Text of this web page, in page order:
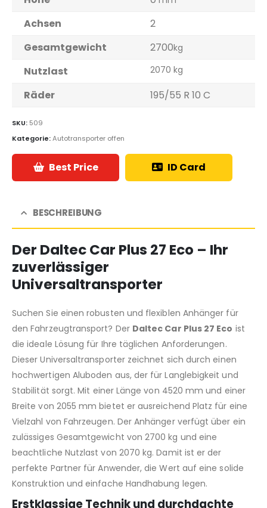
Achsen
2
Gesamtgewicht
2700kg
Nutzlast 2070 kg
Räder 195/55 R 10 C
SKU: 509
Kategorie:Autotransporter offen
Best Price ID Card
BESCHREIBUNG
Der Daltec Car Plus 27 Eco – Ihr
zuverlässiger
Universaltransporter
Suchen Sie einen robusten und flexiblen Anhänger für
den Fahrzeugtransport? Der Daltec Car Plus 27 Eco ist
die ideale Lösung für Ihre täglichen Anforderungen.
Dieser Universaltransporter zeichnet sich durch einen
hochwertigen Aluboden aus, der für Langlebigkeit und
Stabilität sorgt. Mit einer Länge von 4520 mm und einer
Breite von 2055 mm bietet er ausreichend Platz für eine
Vielzahl von Fahrzeugen. Der Anhänger verfügt über ein
zulässiges Gesamtgewicht von 2700 kg und eine
beachtliche Nutzlast von 2070 kg. Damit ist er der
perfekte Partner für Anwender, die Wert auf eine solide
Konstruktion und einfache Handhabung legen.
Erstklassige Technik und durchdachte